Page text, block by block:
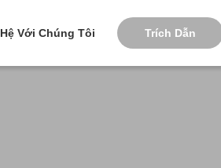
Với Chúng Tôi Trích Dẫn